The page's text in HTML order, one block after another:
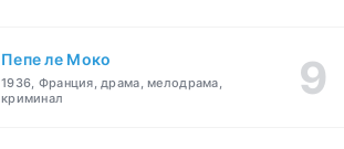
Пепе ле Моко
1936, Франция, драма, мелодрама,
криминал